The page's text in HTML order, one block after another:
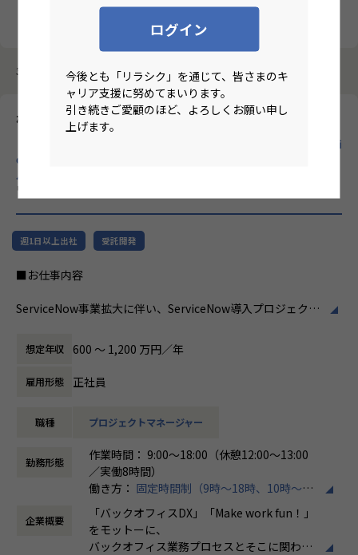
ログイン
今後とも「リラシク」を通じて、皆さまのキ
ャリア支援に努めてまいります。
引き続きご愛顧のほど、よろしくお願い申し
上げます。
3987件中 21件～30件
株式会社ホープス
【ハイブリ/東京/月平均残業10時間/昇給率7.2％/70歳定年/Servi
ceNowプロジェクトマネージャー】プライム市場上場SHIFTグ
ループで30年以上のの実績あるERP導入支援企業！
ワーク求人
週1日以上出社 受託開発
■お仕事内容
ServiceNow事業拡大に伴い、ServiceNow導入プロジェクト
ServiceNowは企業のDX推進を支えるプラットフォームとし
て、ITサービスマネジメント領域のみならず、顧客管理、人
事領域、業務ワークフロー改革など幅広い分野で活用されて
おり、当社においても引き合いが急速に増加しています。
プロジェクトマネジメントやソリューションアーキテクチャ
これまでのご経験やスキルに応じて、プロジェクト計画の策
定、進捗・品質・課題管理、顧客との各種調整やステークホ
ルダーマネジメント、ServiceNowを活用したソリューショ
ン設計、技術方針策定、開発チームのリードなどをご担当い
ただきます。
また、組織拡大フェーズにあるため、新規プロジェクトの立
想定年収 600 〜 1,200 万円／年
雇用形態 正社員
職種 プロジェクトマネージャー
勤務形態
作業時間： 9:00～18:00（休憩12:00～13:00
／実働8時間）
働き方： 固定時間制（9時～18時、10時～19
時など）
時間外労働の有無： 有（月平均10時間）
休憩時間： 60分
企業概要
「バックオフィスDX」「Make work fun！」
をモットーに、
バックオフィス業務プロセスとそこに関わる